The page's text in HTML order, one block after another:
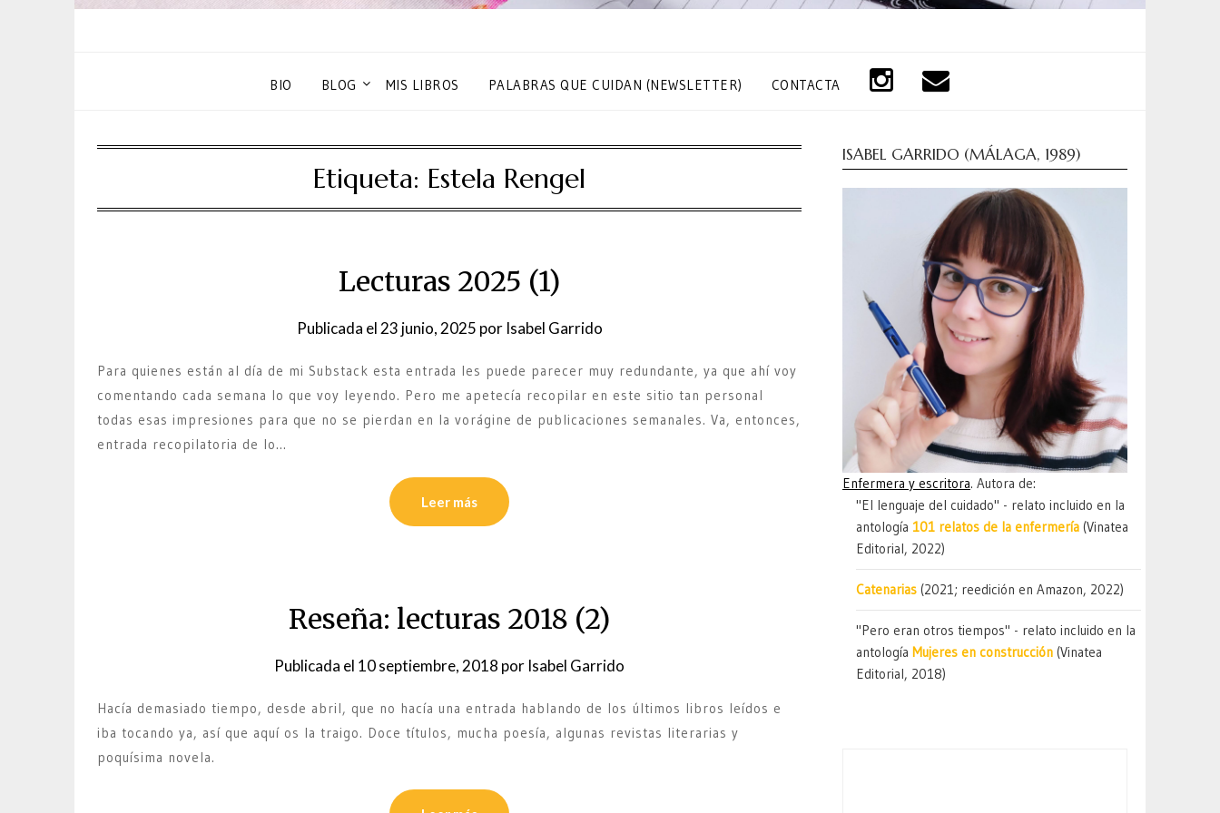
BIO BLOG MIS LIBROS PALABRAS QUE CUIDAN (NEWSLETTER) CONTACTA
Etiqueta: Estela Rengel
Lecturas 2025 (1)
Publicada el23 junio, 2025 por Isabel Garrido
Para quienes están al día de mi Substack esta entrada les puede parecer muy redundante, ya que ahí voy
comentando cada semana lo que voy leyendo. Pero me apetecía recopilar en este sitio tan personal
todas esas impresiones para que no se pierdan en la vorágine de publicaciones semanales. Va, entonces,
entrada recopilatoria de lo…
Leer más
Reseña: lecturas 2018 (2)
Publicada el 10 septiembre, 2018 por Isabel Garrido
Hacía demasiado tiempo, desde abril, que no hacía una entrada hablando de los últimos libros leídos e
iba tocando ya, así que aquí os la traigo. Doce títulos, mucha poesía, algunas revistas literarias y
poquísima novela.
ISABEL GARRIDO (MÁLAGA, 1989)
Enfermera y escritora. Autora de:
"El lenguaje del cuidado" - relato incluido en la
antología 101 relatos de la enfermería (Vinatea
Editorial, 2022)
Catenarias (2021; reedición en Amazon, 2022)
"Pero eran otros tiempos" - relato incluido en la
antología Mujeres en construcción (Vinatea
Editorial, 2018)